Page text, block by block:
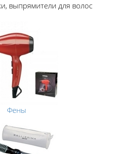
выпрямители для волос
Фены